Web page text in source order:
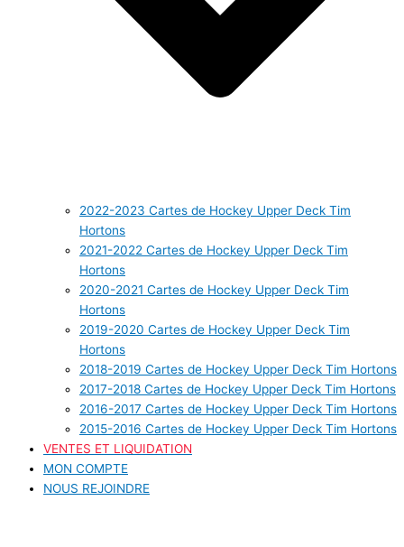
2022-2023 Cartes de Hockey Upper Deck Tim
Hortons
2021-2022 Cartes de Hockey Upper Deck Tim
Hortons
2020-2021 Cartes de Hockey Upper Deck Tim
Hortons
2019-2020 Cartes de Hockey Upper Deck Tim
Hortons
2018-2019 Cartes de Hockey Upper Deck Tim Hortons
2017-2018 Cartes de Hockey Upper Deck Tim Hortons
2016-2017 Cartes de Hockey Upper Deck Tim Hortons
2015-2016 Cartes de Hockey Upper Deck Tim Hortons
VENTES ET LIQUIDATION
MON COMPTE
NOUS REJOINDRE